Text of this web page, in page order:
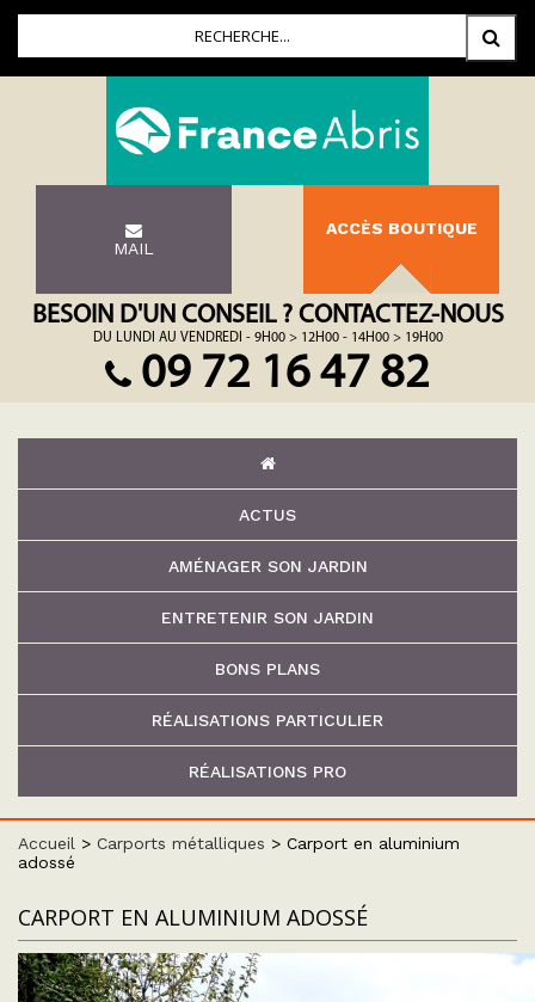
MAIL
ACCÈS BOUTIQUE
BESOIN D'UN CONSEIL ? CONTACTEZ-NOUS
DU LUNDI AU VENDREDI - 9H00 > 12H00 - 14H00 > 19H00
09 72 16 47 82
ACTUS
AMÉNAGER SON JARDIN
ENTRETENIR SON JARDIN
BONS PLANS
RÉALISATIONS PARTICULIER
RÉALISATIONS PRO
Accueil > Carports métalliques > Carport en aluminium
adossé
CARPORT EN ALUMINIUM ADOSSÉ